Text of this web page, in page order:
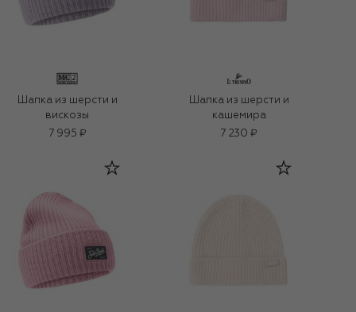
Шапка из шерсти и
вискозы
7 995 ₽
Шапка из шерсти и
кашемира
7 230 ₽